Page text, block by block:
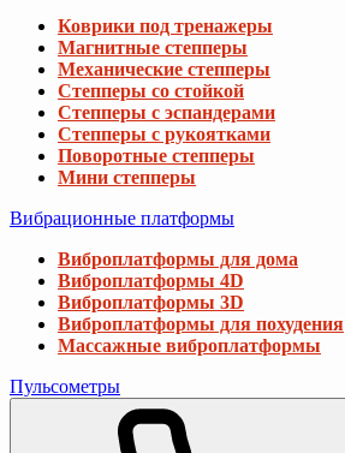
Коврики под тренажеры
Магнитные степперы
Механические степперы
Степперы со стойкой
Степперы с эспандерами
Степперы с рукоятками
Поворотные степперы
Мини степперы
Вибрационные платформы
Виброплатформы для дома
Виброплатформы 4D
Виброплатформы 3D
Виброплатформы для похудения
Массажные виброплатформы
Пульсометры